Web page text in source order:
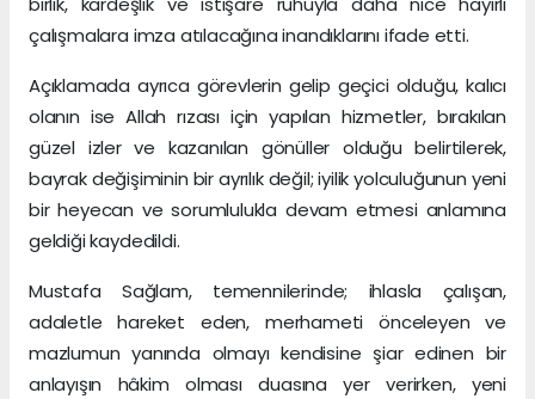
çalışmalara imza atılacağına inandıklarını ifade etti.
Açıklamada ayrıca görevlerin gelip geçici olduğu, kalıcı
olanın ise Allah rızası için yapılan hizmetler, bırakılan
güzel izler ve kazanılan gönüller olduğu belirtilerek,
bayrak değişiminin bir ayrılık değil; iyilik yolculuğunun yeni
bir heyecan ve sorumlulukla devam etmesi anlamına
geldiği kaydedildi.
Mustafa Sağlam, temennilerinde; ihlasla çalışan,
adaletle hareket eden, merhameti önceleyen ve
mazlumun yanında olmayı kendisine şiar edinen bir
anlayışın hâkim olması duasına yer verirken, yeni